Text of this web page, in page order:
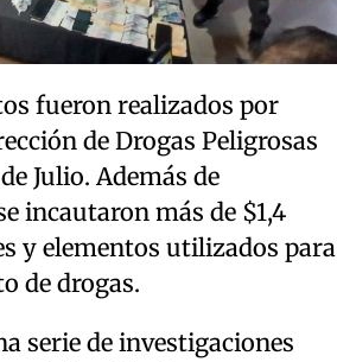
fueron realizados por
de Drogas Peligrosas
Julio. Además de
incautaron más de $1,4
y elementos utilizados para
de drogas.
serie de investigaciones